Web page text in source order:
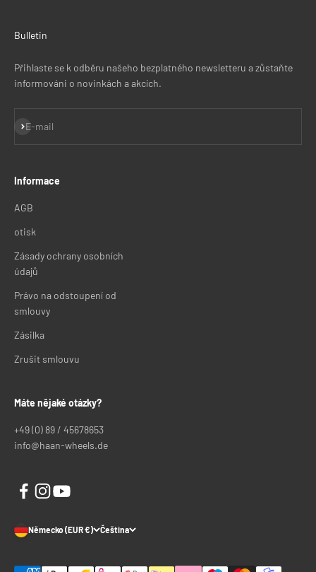
Bulletin
Přihlaste se k odběru našeho bezplatného newsletteru a zůstaňte
informováni o novinkách a akcích.
E-mail
Přihlásit se k odběru
Informace
AGB
otisk
Zásady ochrany osobních
údajů
Právo na odstoupení od
smlouvy
Zásilka
Zrušit smlouvu
Máte nějaké otázky?
+49 (0) 89 / 45678653
info@haan-wheels.de
Německo (EUR €) Čeština